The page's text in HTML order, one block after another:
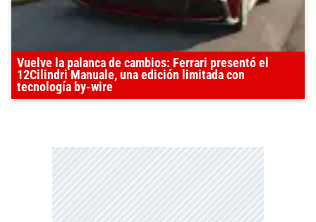
Vuelve la palanca de cambios: Ferrari presentó el
12Cilindri Manuale, una edición limitada con
tecnología by-wire